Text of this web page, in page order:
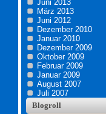
Juni 2013
März 2013
Juni 2012
Dezember 2010
Januar 2010
Dezember 2009
Oktober 2009
Februar 2009
Januar 2009
August 2007
Juli 2007
Blogroll